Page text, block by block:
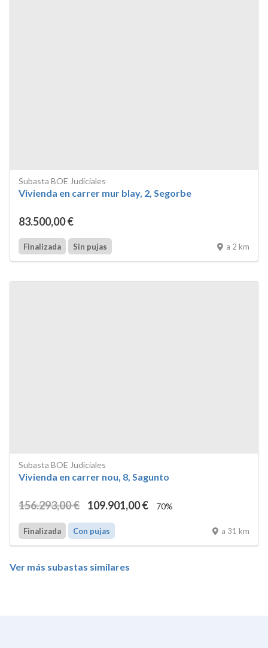
Subasta BOE Judiciales
Vivienda en carrer mur blay, 2, Segorbe
83.500,00€
Finalizada Sin pujas a 2 km
Subasta BOE Judiciales
Vivienda en carrer nou, 8, Sagunto
156.293,00€ 109.901,00€ 70%
Finalizada Con pujas a 31 km
Ver más subastas similares